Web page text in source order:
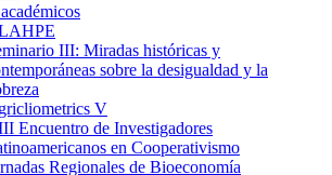
III: Miradas históricas y
sobre la desigualdad y la
V
Encuentro de Investigadores
en Cooperativismo
Regionales de Bioeconomía